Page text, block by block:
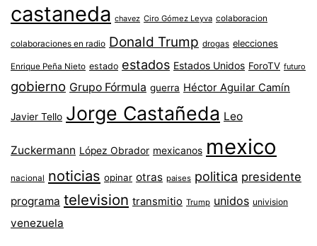
castaneda chavez Ciro Gómez Leyva colaboracion
colaboraciones en radio Donald Trump drogas elecciones
Enrique Peña Nieto estado estados Estados Unidos ForoTV futuro
gobierno Grupo Fórmula guerra Héctor Aguilar Camín
Javier Tello Jorge Castañeda Leo
Zuckermann López Obrador mexicanos mexico
nacional noticias opinar otras paises politica presidente
programa television transmitio Trump unidos univision
venezuela